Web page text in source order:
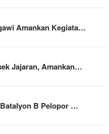
Amankan Kegiata…
Jajaran, Amankan…
B Pelopor …